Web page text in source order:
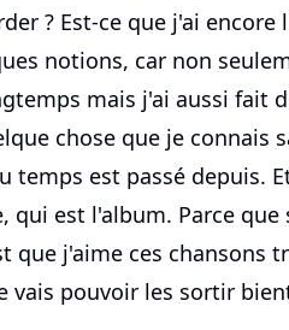
? Est-ce que j'ai encore
notions, car non
mais j'ai aussi fait
chose que je connais
temps est passé depuis.
qui est l'album. Parce que
que j'aime ces chansons
vais pouvoir les sortir